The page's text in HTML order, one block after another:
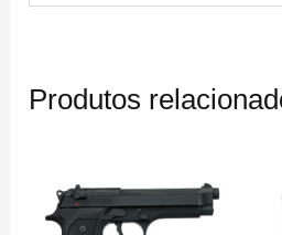
Produtos